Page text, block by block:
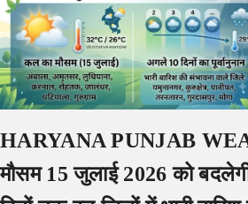
HARYANA PUNJAB
मौसम 15 जुलाई 2026 को